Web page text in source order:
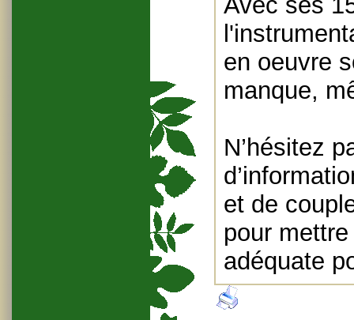
en oeuvre
manque,
N’hésitez
et de
pour
adéquate